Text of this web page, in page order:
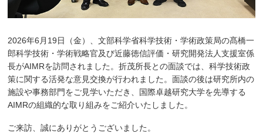
2026年6月19日（金）、文部科学省科学技術・学術政策局の髙橋一
郎科学技術・学術戦略官及び近藤徳信評価・研究開発法人支援室係
長がAIMRを訪問されました。折茂所長との面談では、科学技術政
策に関する活発な意見交換が行われました。面談の後は研究所内の
施設や事務部門をご見学いただき、国際卓越研究大学を先導する
AIMRの組織的な取り組みをご紹介いたしました。
ご来訪、誠にありがとうございました。